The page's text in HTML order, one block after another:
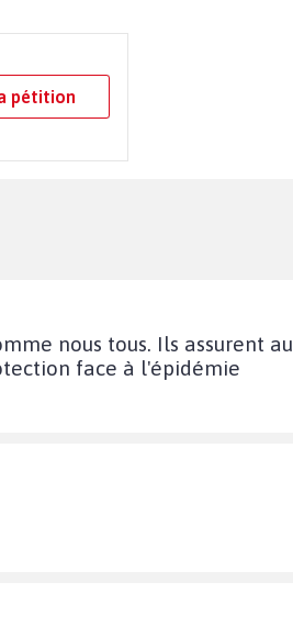
pétition
nous tous. Ils assurent au
face à l'épidémie